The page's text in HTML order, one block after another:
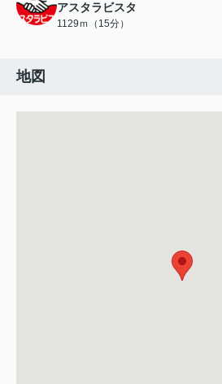
アスタラビスタ
1129ｍ（15分）
地図